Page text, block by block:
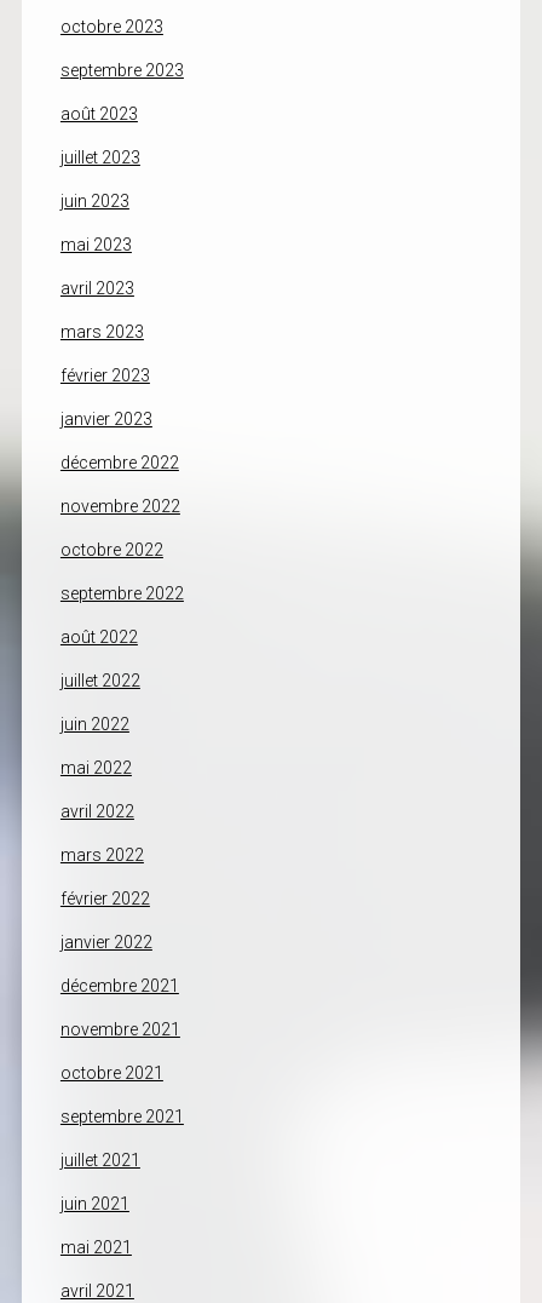
octobre 2023
septembre 2023
août 2023
juillet 2023
juin 2023
mai 2023
avril 2023
mars 2023
février 2023
janvier 2023
décembre 2022
novembre 2022
octobre 2022
septembre 2022
août 2022
juillet 2022
juin 2022
mai 2022
avril 2022
mars 2022
février 2022
janvier 2022
décembre 2021
novembre 2021
octobre 2021
septembre 2021
juillet 2021
juin 2021
mai 2021
avril 2021